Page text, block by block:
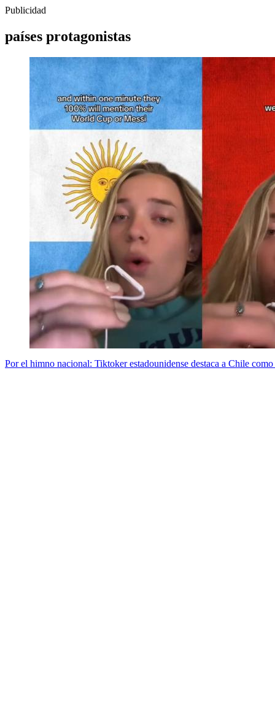
Publicidad
países protagonistas
Por el himno nacional: Tiktoker estadounidense destaca a Chile